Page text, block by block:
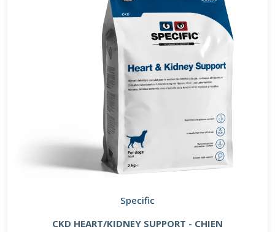
Specific
CKD HEART/KIDNEY SUPPORT - CHIEN